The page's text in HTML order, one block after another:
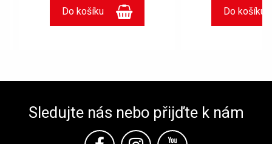
Sledujte nás nebo přijďte k nám